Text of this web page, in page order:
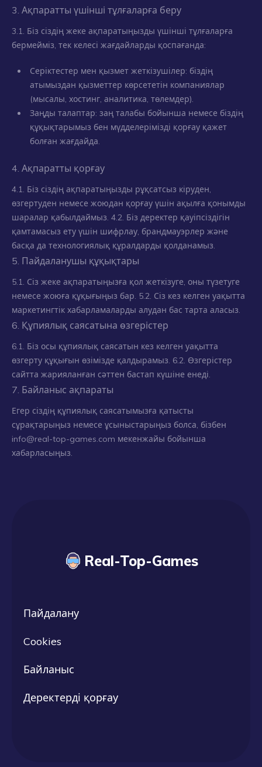
3. Ақпаратты үшінші тұлғаларға беру
3.1. Біз сіздің жеке ақпаратыңызды үшінші тұлғаларға
бермейміз, тек келесі жағдайларды қоспағанда:
Серіктестер мен қызмет жеткізушілер: біздің
атымыздан қызметтер көрсететін компаниялар
(мысалы, хостинг, аналитика, төлемдер).
Заңды талаптар: заң талабы бойынша немесе біздің
құқықтарымыз бен мүдделерімізді қорғау қажет
болған жағдайда.
4. Ақпаратты қорғау
4.1. Біз сіздің ақпаратыңызды рұқсатсыз кіруден,
өзгертуден немесе жоюдан қорғау үшін ақылға қонымды
шаралар қабылдаймыз. 4.2. Біз деректер қауіпсіздігін
қамтамасыз ету үшін шифрлау, брандмауэрлер және
басқа да технологиялық құралдарды қолданамыз.
5. Пайдаланушы құқықтары
5.1. Сіз жеке ақпаратыңызға қол жеткізуге, оны түзетуге
немесе жоюға құқығыңыз бар. 5.2. Сіз кез келген уақытта
маркетингтік хабарламаларды алудан бас тарта аласыз.
6. Құпиялық саясатына өзгерістер
6.1. Біз осы құпиялық саясатын кез келген уақытта
өзгерту құқығын өзімізде қалдырамыз. 6.2. Өзгерістер
сайтта жарияланған сәттен бастап күшіне енеді.
7. Байланыс ақпараты
Егер сіздің құпиялық саясатымызға қатысты
сұрақтарыңыз немесе ұсыныстарыңыз болса, бізбен
info@real-top-games.com мекенжайы бойынша
хабарласыңыз.
Real-Top-Games
Пайдалану
Cookies
Байланыс
Деректерді қорғау